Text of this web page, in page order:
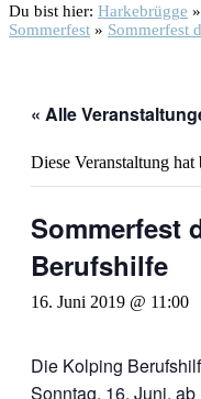
Du bist hier: Harkebrügge »
Sommerfest » Sommerfest
« Alle
Diese Veranstaltung hat
Sommerfest
Berufshilfe
16. Juni 2019 @ 11:00
Die Kolping
Sonntag, 16. Juni,